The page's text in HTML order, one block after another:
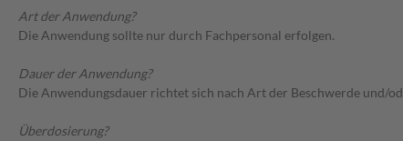
Art der Anwendung?
Die Anwendung sollte nur durch Fachpersonal erfolgen.
Dauer der Anwendung?
Die Anwendungsdauer richtet sich nach Art der Beschwerde und/
Überdosierung?